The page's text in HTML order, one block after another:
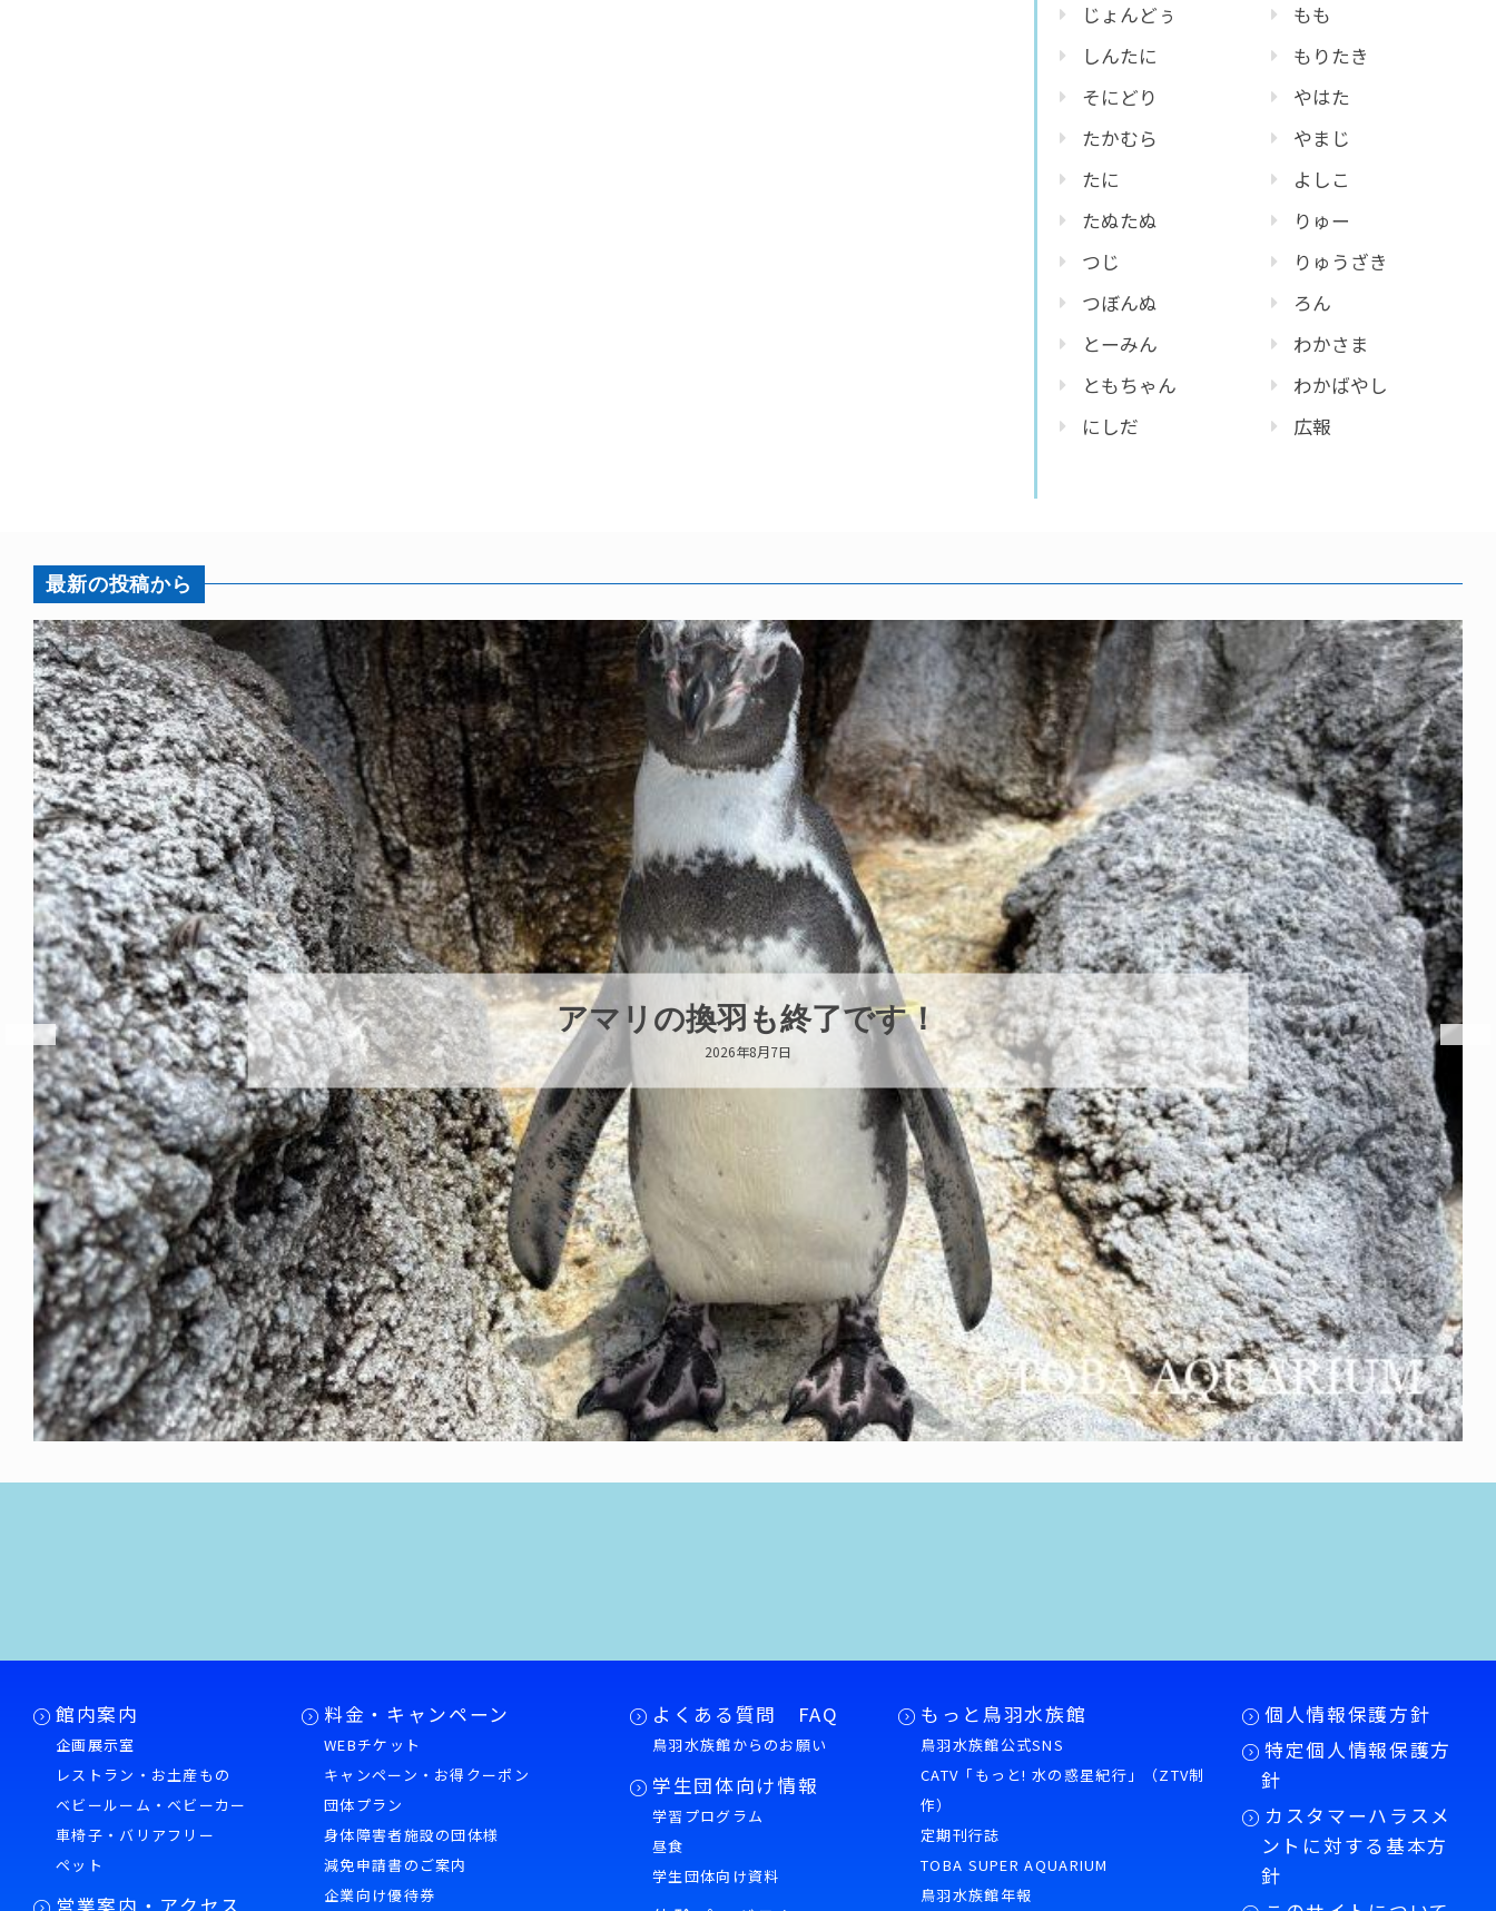
じょんどぅ
しんたに
そにどり
たかむら
たに
たぬたぬ
つじ
つぼんぬ
とーみん
ともちゃん
にしだ
もも
もりたき
やはた
やまじ
よしこ
りゅー
りゅうざき
ろん
わかさま
わかばやし
広報
最新の投稿から
トビウオ幼魚展示中！
2026年8月6日
館内案内
企画展示室
レストラン・お土産もの
ベビールーム・ベビーカー
車椅子・バリアフリー
ペット
営業案内・アクセス
料金・キャンペーン
WEBチケット
キャンペーン・お得クーポン
団体プラン
身体障害者施設の団体様
減免申請書のご案内
企業向け優待券
よくある質問 FAQ
鳥羽水族館からのお願い
学生団体向け情報
学習プログラム
昼食
学生団体向け資料
もっと鳥羽水族館
鳥羽水族館公式SNS
CATV「もっと! 水の惑星紀行」（ZTV制
作）
定期刊行誌
TOBA SUPER AQUARIUM
鳥羽水族館年報
個人情報保護方針
特定個人情報保護方
針
カスタマーハラスメ
ントに対する基本方
針